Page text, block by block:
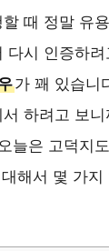
때 정말 유
다시 인증하려
가 꽤 있습니
하려고 보
늘은 고덕지
해서 몇 가지